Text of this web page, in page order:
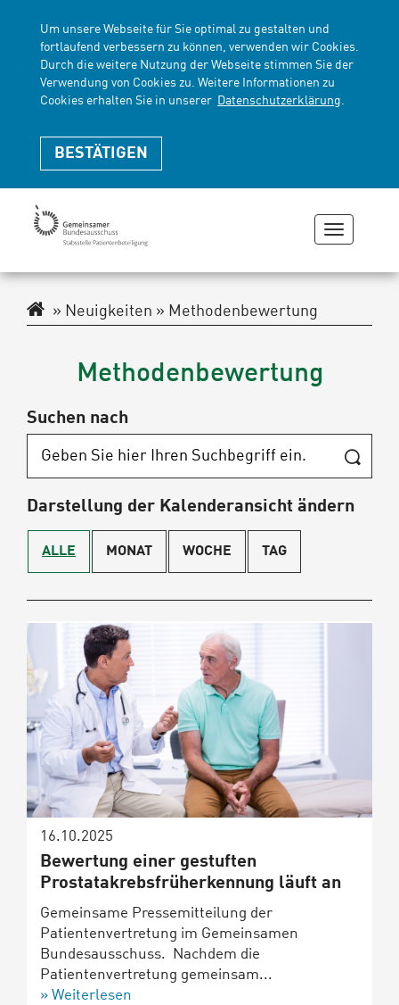
Um unsere Webseite für Sie optimal zu gestalten und
fortlaufend verbessern zu können, verwenden wir Cookies.
Durch die weitere Nutzung der Webseite stimmen Sie der
Verwendung von Cookies zu. Weitere Informationen zu
Cookies erhalten Sie in unserer Datenschutzerklärung.
BESTÄTIGEN
oder
Navigationspfad
Neuigkeiten Methodenbewertung
Methodenbewertung
Suchen nach
Darstellung der Kalenderansicht ändern
ALLE MONAT WOCHE TAG
16.10.2025
Bewertung einer gestuften
Prostatakrebsfrüherkennung läuft an
Gemeinsame Pressemitteilung der
Patientenvertretung im Gemeinsamen
Bundesausschuss. Nachdem die
Patientenvertretung gemeinsam...
Weiterlesen